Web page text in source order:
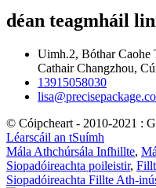
déan teagmháil
Uimh.2, Bóthar Caohe
Cathair Changzhou,
13915058030
© Cóipcheart - 2010-2021 :
Léarscáil an tSuímh
Mála Athchúrsála Infhillte,
Siopadóireachta poileistir,
Siopadóireachta Fillte Ath-